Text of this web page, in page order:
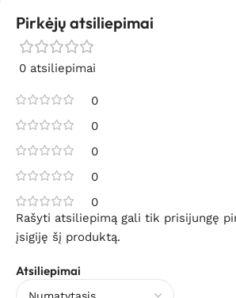
Pirkėjų atsiliepimai
0 atsiliepimai
0
0
0
0
0
Atsiliepimai
Rašyti atsiliepimą gali tik prisijungę
įsigiję šį produktą.